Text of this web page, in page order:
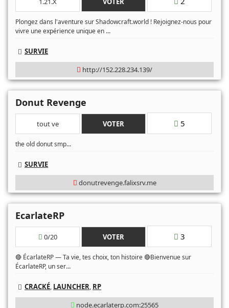
Plongez dans l'aventure sur Shadowcraft.world ! Rejoignez-nous pour
vivre une expérience unique en ...
SURVIE
http://152.228.234.139/
Donut Revenge
tout ve VOTER 5
the old donut smp...
SURVIE
donutrevenge.falixsrv.me
EcarlateRP
0/20 VOTER 3
🔴 ÉcarlateRP — Ta vie, tes choix, ton histoire 🔴Bienvenue sur
ÉcarlateRP, un ser...
CRACKÉ, LAUNCHER, RP
node.ecarlaterp.com:25565